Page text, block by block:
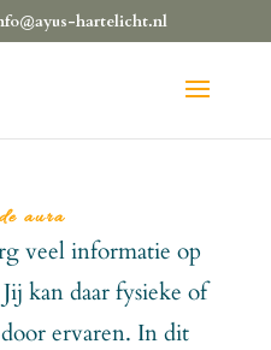
hartelicht.nl
aura
veel informatie op
kan daar fysieke of
ervaren. In dit